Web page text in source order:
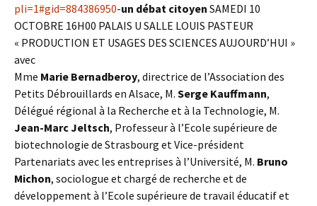
pli=1#gid=884386950-un débat citoyen SAMEDI 10
OCTOBRE 16H00 PALAIS U SALLE LOUIS PASTEUR
« PRODUCTION ET USAGES DES SCIENCES AUJOURD’HUI »
avec
Mme Marie Bernadberoy, directrice de l’Association des
Petits Débrouillards en Alsace, M. Serge Kauffmann,
Délégué régional à la Recherche et à la Technologie, M.
Jean-Marc Jeltsch, Professeur à l’Ecole supérieure de
biotechnologie de Strasbourg et Vice-président
Partenariats avec les entreprises à l’Université, M. Bruno
Michon, sociologue et chargé de recherche et de
développement à l’Ecole supérieure de travail éducatif et